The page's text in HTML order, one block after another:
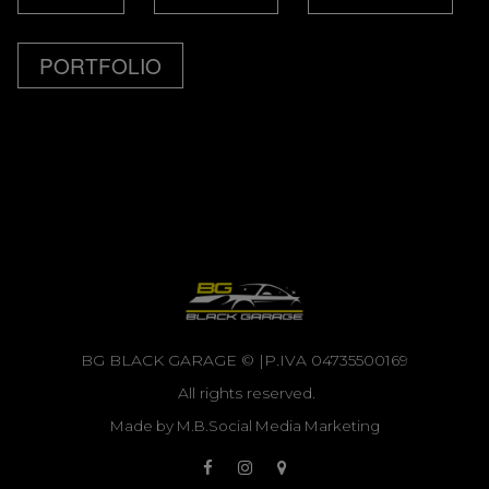
PORTFOLIO
BG BLACK GARAGE © |P.IVA 04735500169
All rights reserved.
Made by M.B.Social Media Marketing
Privacy Policy
Cookie Policy
Cookie obbligatori